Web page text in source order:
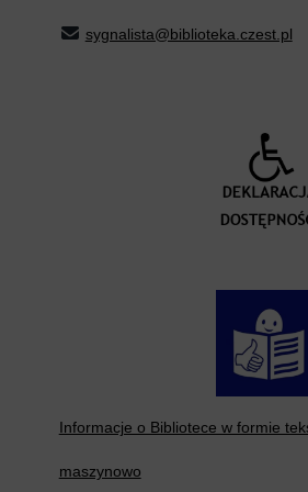
sygnalista@biblioteka.czest.pl
Informacje o Bibliotece w formie
maszynowo